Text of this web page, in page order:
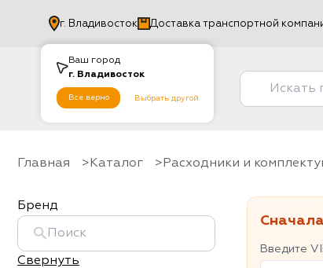
Ваш город
г. Владивосток
Все верно Выбрать другой
г. Владивосток Доставка транспортной
Главная Каталог Расходники и
Бренд
Свернуть
Введите